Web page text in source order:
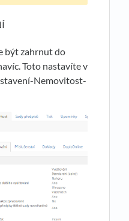
být zahrnut do
Toto nastavíte v
Nemovitost-